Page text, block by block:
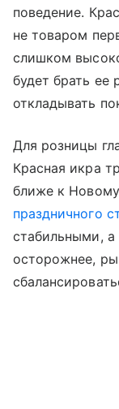
поведение.
не товаром
слишком
будет брать ее
откладывать
Для розницы
Красная икра
ближе к Новому
праздничного
стабильными, а
осторожнее,